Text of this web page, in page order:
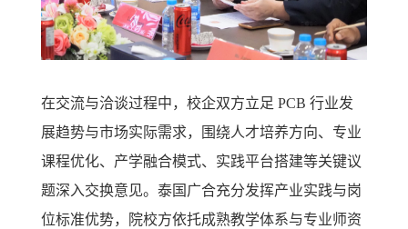
在交流与洽谈过程中，校企双方立足 PCB 行业发
展趋势与市场实际需求，围绕人才培养方向、专业
课程优化、产学融合模式、实践平台搭建等关键议
题深入交换意见。泰国广合充分发挥产业实践与岗
位标准优势，院校方依托成熟教学体系与专业师资